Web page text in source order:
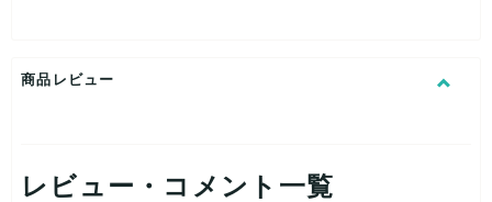
のネクタイを
【状態 】
商品レビュー
レビュー・コメント一覧